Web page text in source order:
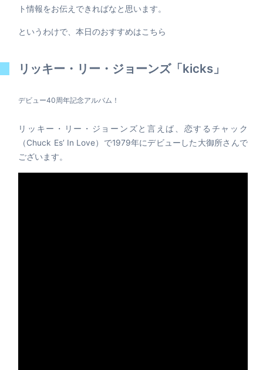
ト情報をお伝えできればなと思います。
というわけで、本日のおすすめはこちら
リッキー・リー・ジョーンズ「kicks」
デビュー40周年記念アルバム！
リッキー・リー・ジョーンズと言えば、恋するチャック
（Chuck Es’ In Love）で1979年にデビューした大御所さんで
ございます。